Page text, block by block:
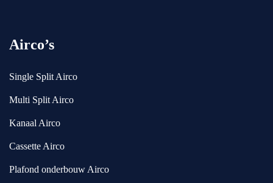
Airco’s
Single Split Airco
Multi Split Airco
Kanaal Airco
Cassette Airco
Plafond onderbouw Airco